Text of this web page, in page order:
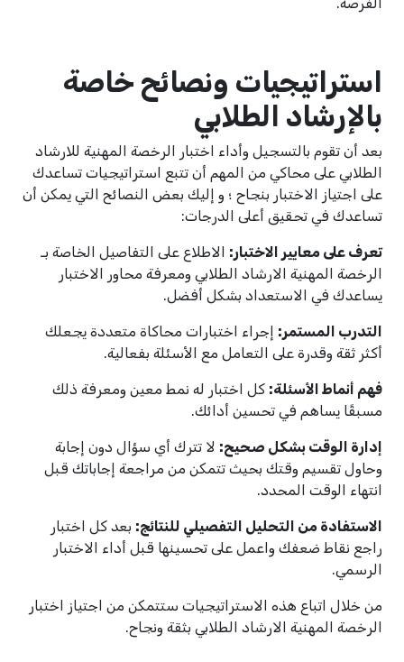
الفرصة.
استراتيجيات ونصائح خاصة
بالإرشاد الطلابي
بعد أن تقوم بالتسجيل وأداء اختبار الرخصة المهنية للارشاد
الطلابي على محاكي من المهم أن تتبع استراتيجيات تساعدك
على اجتياز الاختبار بنجاح ؛ و إليك بعض النصائح التي يمكن أن
تساعدك في تحقيق أعلى الدرجات:
تعرف على معايير الاختبار: الاطلاع على التفاصيل الخاصة بـ
الرخصة المهنية الارشاد الطلابي ومعرفة محاور الاختبار
يساعدك في الاستعداد بشكل أفضل.
التدرب المستمر: إجراء اختبارات محاكاة متعددة يجعلك
أكثر ثقة وقدرة على التعامل مع الأسئلة بفعالية.
فهم أنماط الأسئلة: كل اختبار له نمط معين ومعرفة ذلك
مسبقًا يساهم في تحسين أدائك.
إدارة الوقت بشكل صحيح: لا تترك أي سؤال دون إجابة
وحاول تقسيم وقتك بحيث تتمكن من مراجعة إجاباتك قبل
انتهاء الوقت المحدد.
الاستفادة من التحليل التفصيلي للنتائج: بعد كل اختبار
راجع نقاط ضعفك واعمل على تحسينها قبل أداء الاختبار
الرسمي.
من خلال اتباع هذه الاستراتيجيات ستتمكن من اجتياز اختبار
الرخصة المهنية الارشاد الطلابي بثقة ونجاح.